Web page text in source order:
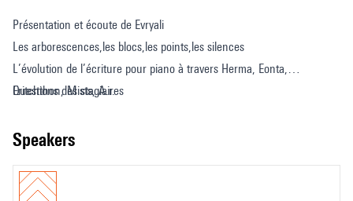
Présentation et écoute de Evryali
Les arborescences,les blocs,les points,les silences
L’évolution de l’écriture pour piano à travers Herma, Eonta,
Eritchthon, Mists, A.r.
Questions des stagiaires
speakers